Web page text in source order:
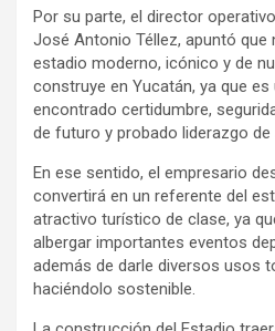
Por su parte, el director
José Antonio Téllez, apuntó que
estadio moderno, icónico y de
construye en Yucatán, ya que
encontrado certidumbre,
de futuro y probado liderazgo
En ese sentido, el empresario
convertirá en un referente del
atractivo turístico de clase, ya
albergar importantes eventos
además de darle diversos usos
haciéndolo sostenible.